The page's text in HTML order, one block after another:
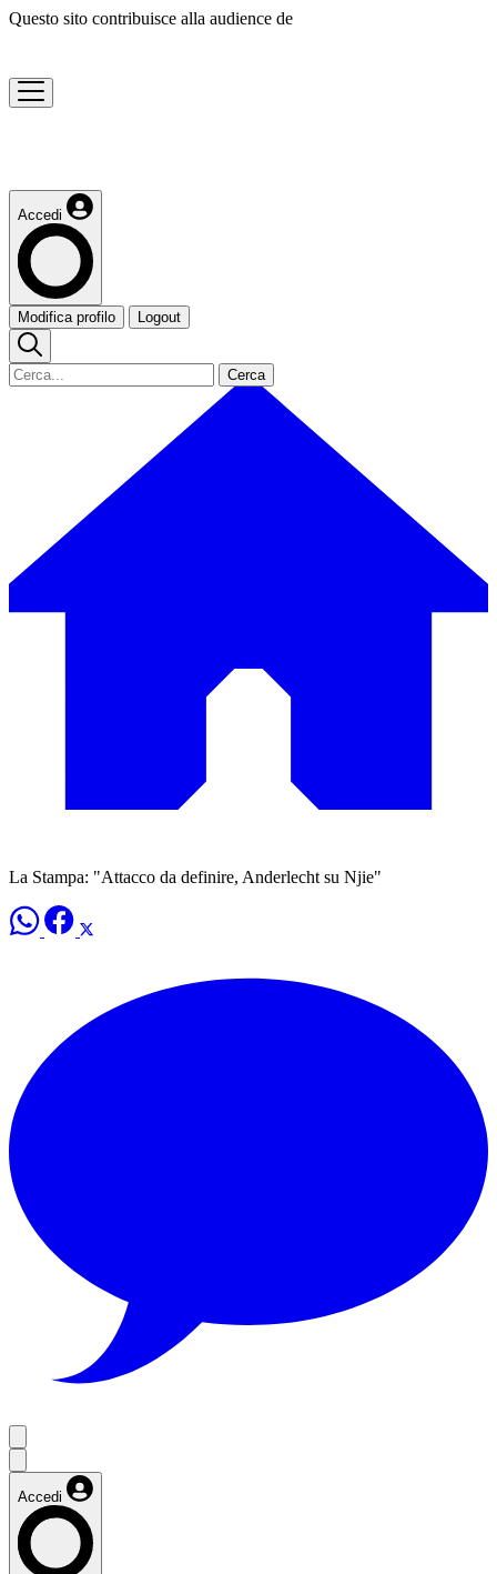
Questo sito contribuisce alla audience de
Accedi
Modifica profilo Logout
Cerca
La Stampa: "Attacco da definire, Anderlecht su Njie"
Accedi